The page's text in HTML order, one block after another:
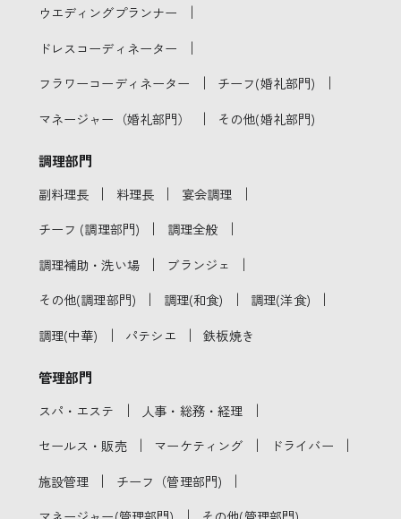
ウエディングプランナー ｜
ドレスコーディネーター ｜
フラワーコーディネーター ｜ チーフ(婚礼部門) ｜
マネージャー（婚礼部門） ｜ その他(婚礼部門)
調理部門
副料理長 ｜ 料理長 ｜ 宴会調理 ｜
チーフ (調理部門) ｜ 調理全般 ｜
調理補助・洗い場 ｜ ブランジェ ｜
その他(調理部門) ｜ 調理(和食) ｜ 調理(洋食) ｜
調理(中華) ｜ パテシエ ｜ 鉄板焼き
管理部門
スパ・エステ ｜ 人事・総務・経理 ｜
セールス・販売 ｜ マーケティング ｜ ドライバー ｜
施設管理 ｜ チーフ（管理部門) ｜